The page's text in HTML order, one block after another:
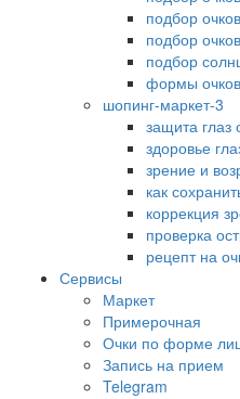
подбор
подбор
подбор
формы очков
шопинг-маркет-3
защита глаз
здоровье
зрение и
как
коррекция
проверка
рецепт на
Сервисы
Маркет
Примерочная
Очки по форме
Запись на прием
Telegram